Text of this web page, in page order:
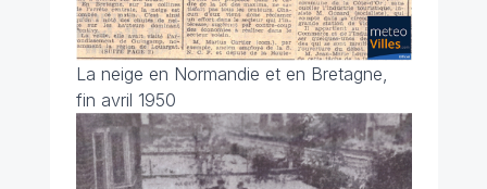
La neige en Normandie et en Bretagne,
fin avril 1950